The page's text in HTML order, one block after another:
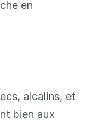
en
alcalins, et
bien aux